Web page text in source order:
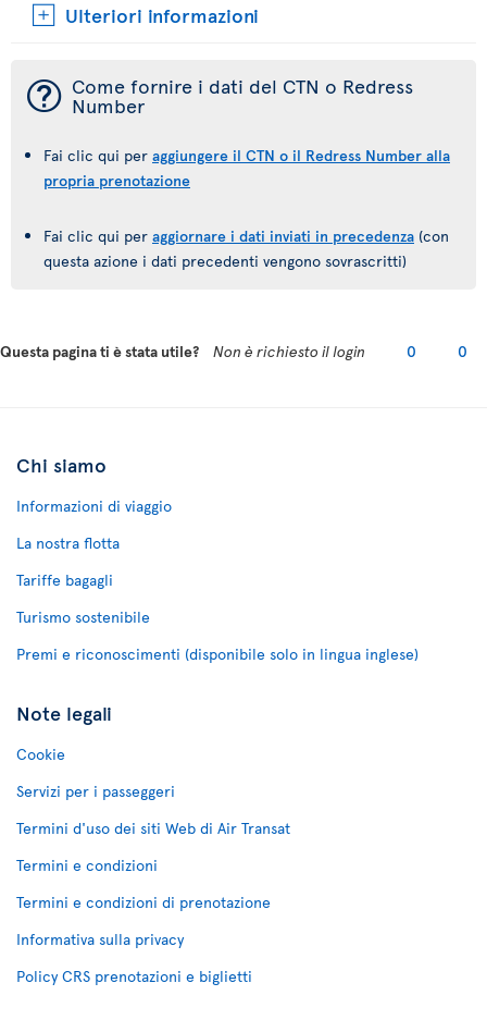
Ulteriori informazioni
¯ Come fornire i dati del CTN o Redress
Number
Fai clic qui per aggiungere il CTN o il Redress Number alla
propria prenotazione
Fai clic qui per aggiornare i dati inviati in precedenza (con
questa azione i dati precedenti vengono sovrascritti)
Questa pagina ti è stata utile? Non è richiesto il login 0 0
Chi siamo
Informazioni di viaggio
La nostra flotta
Tariffe bagagli
Turismo sostenibile
Premi e riconoscimenti (disponibile solo in lingua inglese)
Note legali
Cookie
Servizi per i passeggeri
Termini d'uso dei siti Web di Air Transat
Termini e condizioni
Termini e condizioni di prenotazione
Informativa sulla privacy
Policy CRS prenotazioni e biglietti